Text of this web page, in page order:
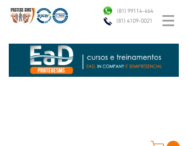
(81) 4109-0021
(81) 99114-4646